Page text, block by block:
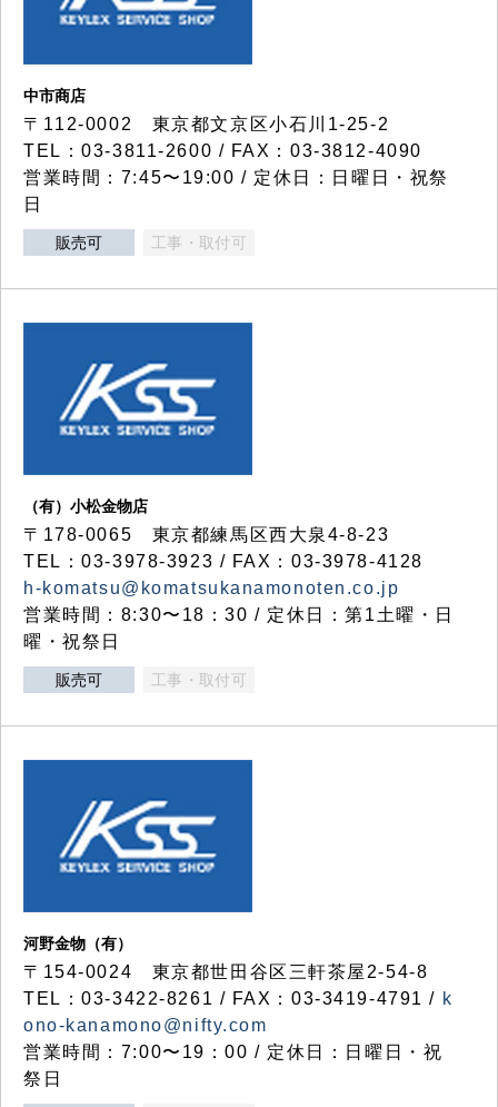
中市商店
〒112-0002 東京都文京区小石川1-25-2
TEL：03-3811-2600 / FAX：03-3812-4090
営業時間：7:45〜19:00 / 定休日：日曜日・祝祭
日
販売可 工事・取付可
（有）小松金物店
〒178-0065 東京都練馬区西大泉4-8-23
TEL：03-3978-3923 / FAX：03-3978-4128
h-komatsu@komatsukanamonoten.co.jp
営業時間：8:30〜18：30 / 定休日：第1土曜・日
曜・祝祭日
販売可 工事・取付可
河野金物（有）
〒154-0024 東京都世田谷区三軒茶屋2-54-8
TEL：03-3422-8261 / FAX：03-3419-4791 / k
ono-kanamono@nifty.com
営業時間：7:00〜19：00 / 定休日：日曜日・祝
祭日